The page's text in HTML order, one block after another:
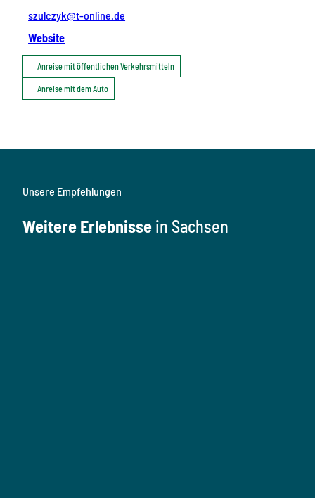
szulczyk@t-online.de
Website
Anreise mit öffentlichen Verkehrsmitteln
Anreise mit dem Auto
Unsere Empfehlungen
Weitere Erlebnisse in Sachsen